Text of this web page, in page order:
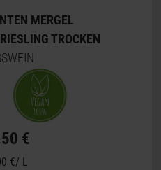
MERGEL
TROCKEN
€
€/ L